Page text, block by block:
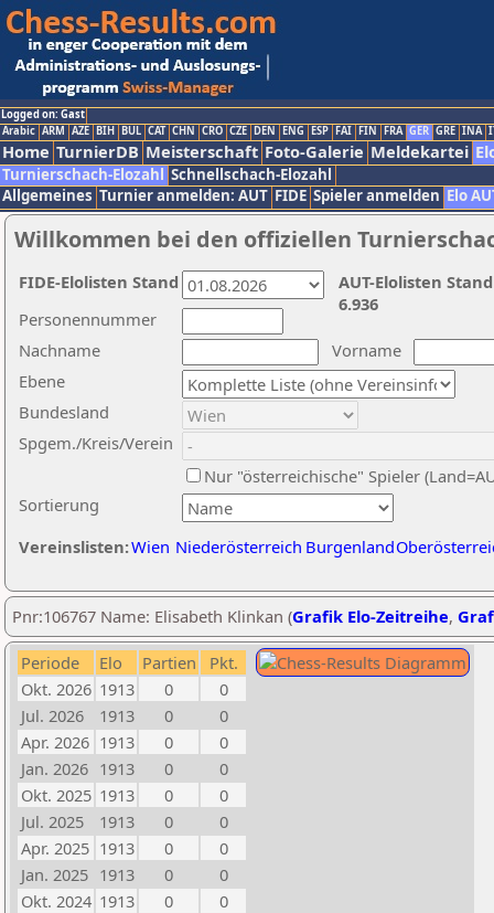
Logged on: Gast
Arabic ARM AZE BIH BUL CAT CHN CRO CZE DEN ENG ESP FAI FIN FRA GER GRE INA
Home TurnierDB Meisterschaft Foto-Galerie Meldekartei
Turnierschach-Elozahl Schnellschach-Elozahl
Allgemeines Turnier anmelden: AUT FIDE Spieler anmelden Elo
Willkommen bei den offiziellen
Nachname
Vorname
Ebene
Sortierung
Personennummer
Bundesland
Spgem./Kreis/Verein
Nur "österreichische" Spieler
Vereinslisten:Wien Niederösterreich Burgenland
AUT-Elolisten
6.936
FIDE-Elolisten Stand
Pnr:106767 Name: Elisabeth Klinkan (Grafik Elo-Zeitreihe,
Periode Elo Partien
Pkt.
Okt. 2026 1913 0
0
Jul. 2026
1913 0
0
Apr. 2026 1913 0
0
Jan. 2026 1913 0
0
Okt. 2025 1913 0
0
Jul. 2025
1913 0
0
Apr. 2025 1913 0
0
Jan. 2025 1913 0
0
Okt. 2024 1913 0
0